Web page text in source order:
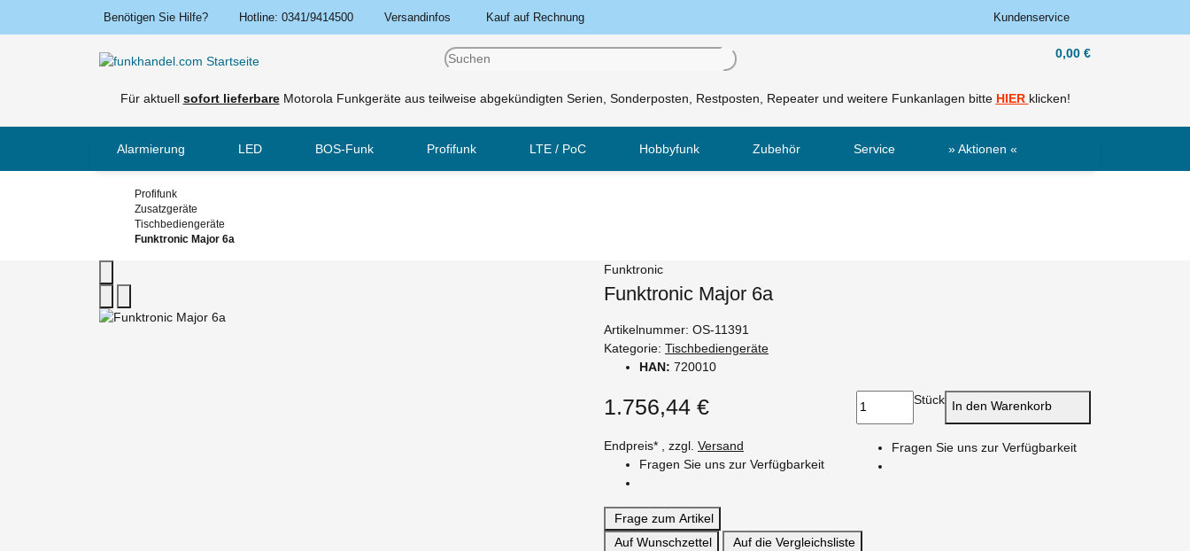
Benötigen Sie Hilfe? Hotline: 0341/9414500 Versandinfos Kauf auf Rechnung Kundenservice
0,00 €
Für aktuell sofort lieferbareMotorola Funkgeräte aus teilweise abgekündigten Serien, Sonderposten, Restposten, Repeater und weitere Funkanlagen bitte HIER klicken!
Alarmierung LED BOS-Funk Profifunk LTE / PoC Hobbyfunk Zubehör Service » Aktionen «
Profifunk
Zusatzgeräte
Tischbediengeräte
Funktronic Major 6a
Funktronic
Funktronic Major 6a
Artikelnummer: OS-11391
Kategorie: Tischbediengeräte
HAN: 720010
1.756,44 €
Endpreis* , zzgl. Versand
Fragen Sie uns zur Verfügbarkeit
Stück In den Warenkorb
Fragen Sie uns zur Verfügbarkeit
Frage zum Artikel
Auf Wunschzettel
Auf die Vergleichsliste